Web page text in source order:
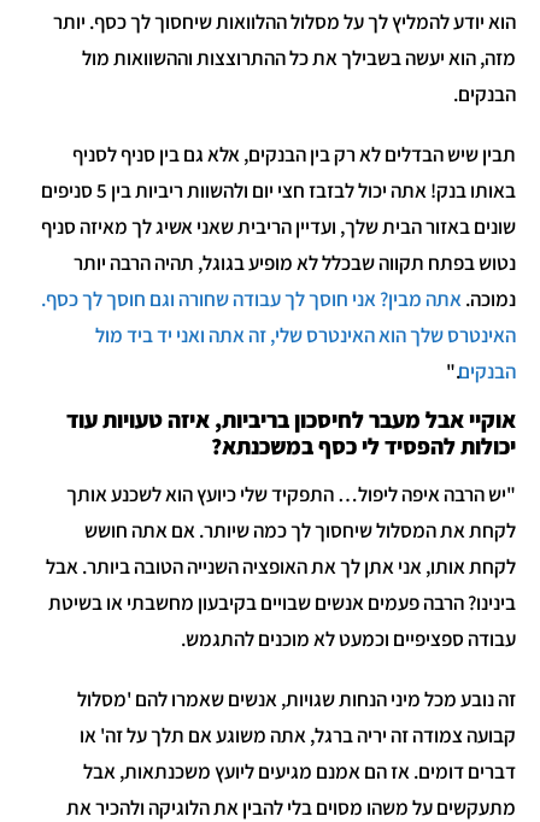
הוא יודע להמליץ לך על מסלול ההלוואות שיחסוך לך כסף. יותר
מזה, הוא יעשה בשבילך את כל ההתרוצצות וההשוואות מול
הבנקים.
תבין שיש הבדלים לא רק בין הבנקים, אלא גם בין סניף לסניף
באותו בנק! אתה יכול לבזבז חצי יום ולהשוות ריביות בין 5 סניפים
שונים באזור הבית שלך, ועדיין הריבית שאני אשיג לך מאיזה סניף
נטוש בפתח תקווה שבכלל לא מופיע בגוגל, תהיה הרבה יותר
נמוכה.אתה מבין? אני חוסך לך עבודה שחורה וגם חוסך לך כסף.
האינטרס שלך הוא האינטרס שלי, זה אתה ואני יד ביד מול
הבנקים."
אוקיי אבל מעבר לחיסכון בריביות, איזה טעויות עוד
יכולות להפסיד לי כסף במשכנתא?
"יש הרבה איפה ליפול… התפקיד שלי כיועץ הוא לשכנע אותך
לקחת את המסלול שיחסוך לך כמה שיותר. אם אתה חושש
לקחת אותו, אני אתן לך את האופציה השנייה הטובה ביותר. אבל
בינינו? הרבה פעמים אנשים שבויים בקיבעון מחשבתי או בשיטת
עבודה ספציפיים וכמעט לא מוכנים להתגמש.
זה נובע מכל מיני הנחות שגויות, אנשים שאמרו להם 'מסלול
קבועה צמודה זה יריה ברגל, אתה משוגע אם תלך על זה' או
דברים דומים. אז הם אמנם מגיעים ליועץ משכנתאות, אבל
מתעקשים על משהו מסוים בלי להבין את הלוגיקה ולהכיר את